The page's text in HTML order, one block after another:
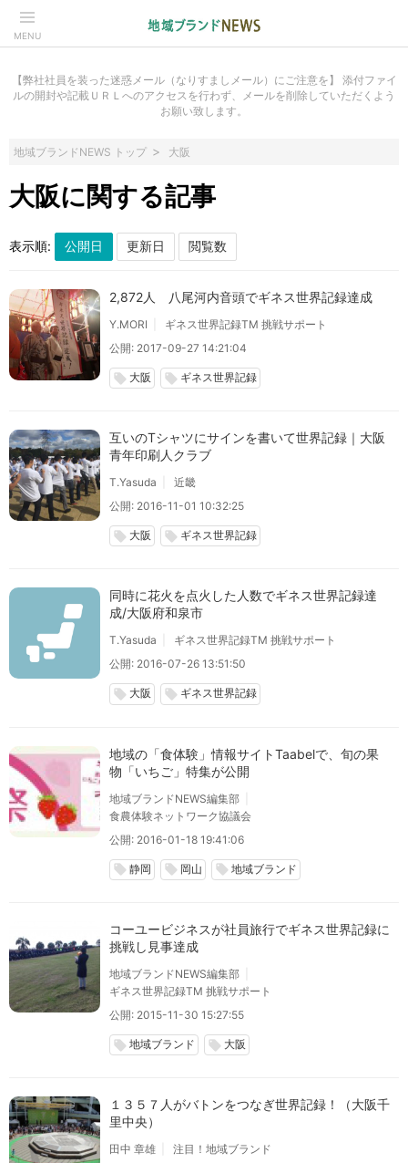
MENU
【弊社社員を装った迷惑メール（なりすましメール）にご注意を】 添付ファイ
ルの開封や記載ＵＲＬへのアクセスを行わず、メールを削除していただくよう
お願い致します。
地域ブランドNEWS トップ 大阪
大阪に関する記事
表示順:
2,872人 八尾河内音頭でギネス世界記録達成
Y.MORI
ギネス世界記録TM 挑戦サポート
公開: 2017-09-27 14:21:04
local_offer 大阪 local_offer ギネス世界記録
互いのTシャツにサインを書いて世界記録｜大阪
青年印刷人クラブ
T.Yasuda
近畿
公開: 2016-11-01 10:32:25
local_offer 大阪 local_offer ギネス世界記録
同時に花火を点火した人数でギネス世界記録達
成/大阪府和泉市
T.Yasuda
ギネス世界記録TM 挑戦サポート
公開: 2016-07-26 13:51:50
local_offer 大阪 local_offer ギネス世界記録
地域の「食体験」情報サイトTaabelで、旬の果
物「いちご」特集が公開
地域ブランドNEWS編集部
食農体験ネットワーク協議会
公開: 2016-01-18 19:41:06
local_offer 静岡 local_offer 岡山 local_offer 地域ブランド
コーユービジネスが社員旅行でギネス世界記録に
挑戦し見事達成
地域ブランドNEWS編集部
ギネス世界記録TM 挑戦サポート
公開: 2015-11-30 15:27:55
local_offer 地域ブランド local_offer 大阪
１３５７人がバトンをつなぎ世界記録！（大阪千
里中央）
田中 章雄
注目！地域ブランド